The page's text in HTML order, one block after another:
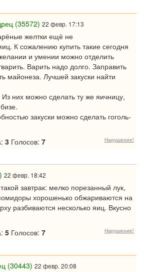
(35572) 22 февр. 17:13
желтки ещё не
К сожалению купить такие сегодня
и умении можно отделить
Варить надо долго. Заправить
майонеза. Лучшей закуски найти
них можно сделать ту же яичницу,
закуски можно сделать гоголь-
3 Голосов: 7 Нарушение!
22 февр. 18:42
завтрак: мелко порезанный лук,
хорошенько обжариваются на
разбиваются несколько яиц. Вкусно
5 Голосов: 7 Нарушение!
(30443) 22 февр. 20:08